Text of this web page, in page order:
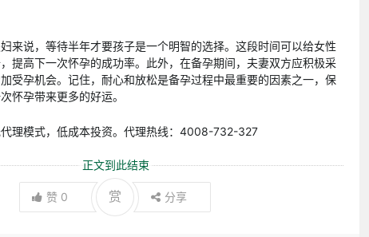
来说，等待半年才要孩子是一个明智的选择。这段时间可以给女性
提高下一次怀孕的成功率。此外，在备孕期间，夫妻双方应积极采
受孕机会。记住，耐心和放松是备孕过程中最重要的因素之一，保
怀孕带来更多的好运。
理模式，低成本投资。代理热线：4008-732-327
正文到此结束
赞 0 赏 分享